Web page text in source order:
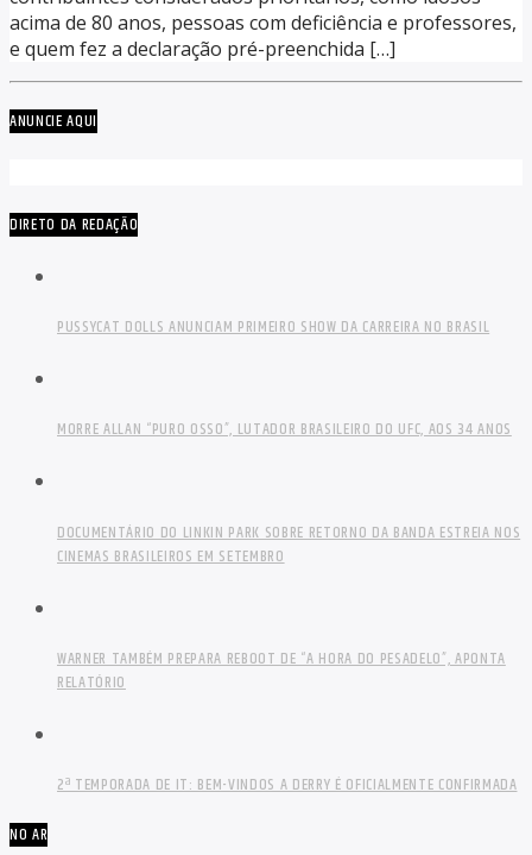
acima de 80 anos, pessoas com deficiência e professores,
e quem fez a declaração pré-preenchida […]
ANUNCIE AQUI
DIRETO DA REDAÇÃO
PUSSYCAT DOLLS ANUNCIAM PRIMEIRO SHOW DA CARREIRA NO BRASIL
MORRE ALLAN “PURO OSSO”, LUTADOR BRASILEIRO DO UFC, AOS 34 ANOS
DOCUMENTÁRIO DO LINKIN PARK SOBRE RETORNO DA BANDA ESTREIA NOS
CINEMAS BRASILEIROS EM SETEMBRO
WARNER TAMBÉM PREPARA REBOOT DE “A HORA DO PESADELO”, APONTA
RELATÓRIO
2ª TEMPORADA DE IT: BEM-VINDOS A DERRY É OFICIALMENTE CONFIRMADA
NO AR